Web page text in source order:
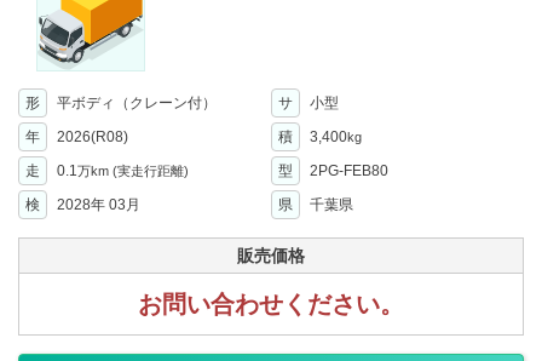
形 平ボディ（クレーン付） サ
小型
年
2026(R08) 積 3,400kg
走 0.1万km (実走行距離) 型
2PG-FEB80
検
2028年 03月 県 千葉県
販売価格
お問い合わせください。